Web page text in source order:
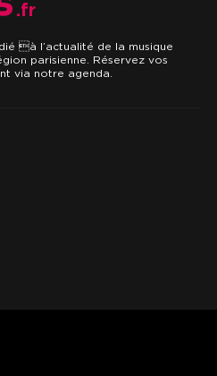
.fr
à l’actualité de la musique
parisienne. Réservez vos
via notre agenda.